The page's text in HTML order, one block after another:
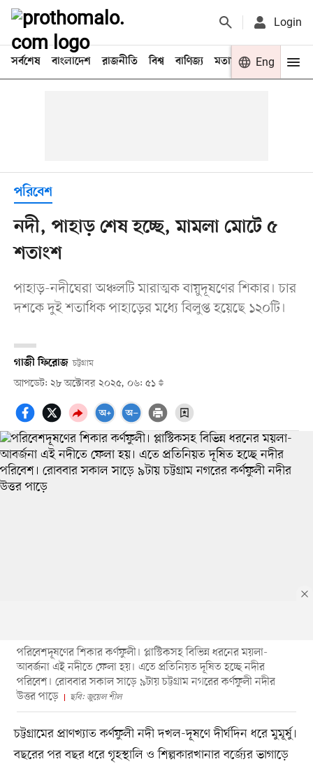
Login
সর্বশেষ বাংলাদেশ রাজনীতি বিশ্ব বাণিজ্য মতামত খেলা
Eng
পরিবেশ
নদী, পাহাড় শেষ হচ্ছে, মামলা মোটে ৫
শতাংশ
পাহাড়-নদীঘেরা অঞ্চলটি মারাত্মক বায়ুদূষণের শিকার। চার
দশকে দুই শতাধিক পাহাড়ের মধ্যে বিলুপ্ত হয়েছে ১২০টি।
গাজী ফিরোজ চট্টগ্রাম
আপডেট: ২৮ অক্টোবর ২০২৫, ০৬: ৫১
পরিবেশদূষণের শিকার কর্ণফুলী। প্লাস্টিকসহ বিভিন্ন ধরনের ময়লা-
আবর্জনা এই নদীতে ফেলা হয়। এতে প্রতিনিয়ত দূষিত হচ্ছে নদীর
পরিবেশ। রোববার সকাল সাড়ে ৯টায় চট্টগ্রাম নগরের কর্ণফুলী নদীর
উত্তর পাড়ে
ছবি: জুয়েল শীল
চট্টগ্রামের প্রাণখ্যাত কর্ণফুলী নদী দখল-দূষণে দীর্ঘদিন ধরে মুমূর্ষু।
বছরের পর বছর ধরে গৃহস্থালি ও শিল্পকারখানার বর্জ্যের ভাগাড়ে